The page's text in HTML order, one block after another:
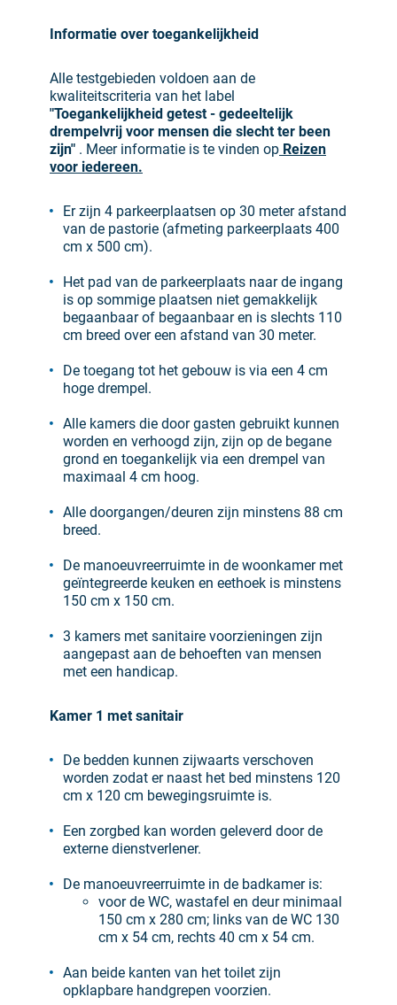
Informatie over toegankelijkheid
Alle testgebieden voldoen aan de
kwaliteitscriteria van het label
"Toegankelijkheid getest - gedeeltelijk
drempelvrij voor mensen die slecht ter been
zijn" . Meer informatie is te vinden op Reizen
voor iedereen.
Er zijn 4 parkeerplaatsen op 30 meter afstand
van de pastorie (afmeting parkeerplaats 400
cm x 500 cm).
Het pad van de parkeerplaats naar de ingang
is op sommige plaatsen niet gemakkelijk
begaanbaar of begaanbaar en is slechts 110
cm breed over een afstand van 30 meter.
De toegang tot het gebouw is via een 4 cm
hoge drempel.
Alle kamers die door gasten gebruikt kunnen
worden en verhoogd zijn, zijn op de begane
grond en toegankelijk via een drempel van
maximaal 4 cm hoog.
Alle doorgangen/deuren zijn minstens 88 cm
breed.
De manoeuvreerruimte in de woonkamer met
geïntegreerde keuken en eethoek is minstens
150 cm x 150 cm.
3 kamers met sanitaire voorzieningen zijn
aangepast aan de behoeften van mensen
met een handicap.
Kamer 1 met sanitair
De bedden kunnen zijwaarts verschoven
worden zodat er naast het bed minstens 120
cm x 120 cm bewegingsruimte is.
Een zorgbed kan worden geleverd door de
externe dienstverlener.
De manoeuvreerruimte in de badkamer is:
voor de WC, wastafel en deur minimaal
150 cm x 280 cm; links van de WC 130
cm x 54 cm, rechts 40 cm x 54 cm.
Aan beide kanten van het toilet zijn
opklapbare handgrepen voorzien.